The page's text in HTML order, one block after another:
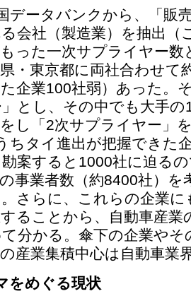
データバンクから、「販
会社（製造業）を抽出（
った一次サプライヤー
・東京都に両社合わせて
企業100社弱）あった。
とし、その中でも大手
し「2次サプライヤー」
ちタイ進出が把握できた
案すると1000社に迫る
事業者数（約8400社）
さらに、これらの企業
ることから、自動車産業
分かる。傘下の企業やそ
産業集積中心は自動車業
をめぐる現状